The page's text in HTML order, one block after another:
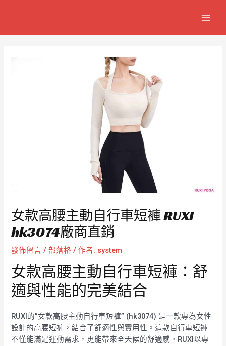
女款高腰主動自行車短褲 RUXI
hk3074廠商直銷
發佈留言 /部落格 / 作者: system
女款高腰主動自行車短褲：舒
適與性能的完美結合
RUXI的”女款高腰主動自行車短褲” (hk3074) 是一款專為女性
設計的高腰短褲，結合了舒適性與實用性。這款自行車短褲
不僅能滿足運動需求，更能帶來全天候的舒適感。RUXI以專